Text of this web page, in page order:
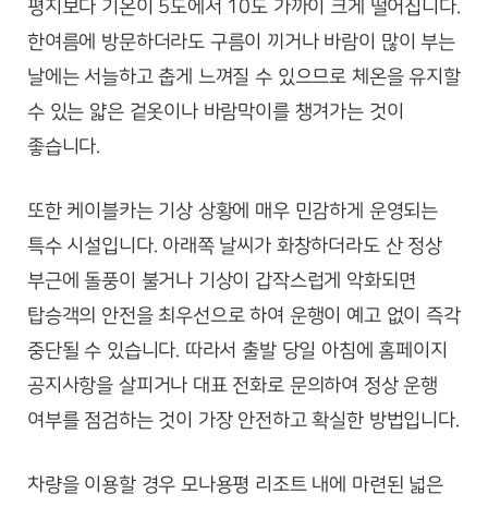
평지보다 기온이 5도에서 10도 가까이 크게 떨어집니다.
한여름에 방문하더라도 구름이 끼거나 바람이 많이 부는
날에는 서늘하고 춥게 느껴질 수 있으므로 체온을 유지할
수 있는 얇은 겉옷이나 바람막이를 챙겨가는 것이
좋습니다.
또한 케이블카는 기상 상황에 매우 민감하게 운영되는
특수 시설입니다. 아래쪽 날씨가 화창하더라도 산 정상
부근에 돌풍이 불거나 기상이 갑작스럽게 악화되면
탑승객의 안전을 최우선으로 하여 운행이 예고 없이 즉각
중단될 수 있습니다. 따라서 출발 당일 아침에 홈페이지
공지사항을 살피거나 대표 전화로 문의하여 정상 운행
여부를 점검하는 것이 가장 안전하고 확실한 방법입니다.
차량을 이용할 경우 모나용평 리조트 내에 마련된 넓은